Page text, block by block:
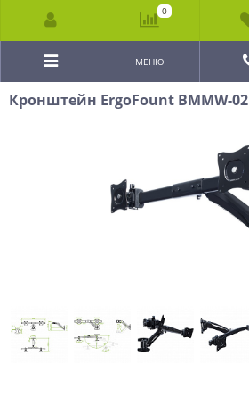
МЕНЮ
Кронштейн ErgoFount BMMW-02
0